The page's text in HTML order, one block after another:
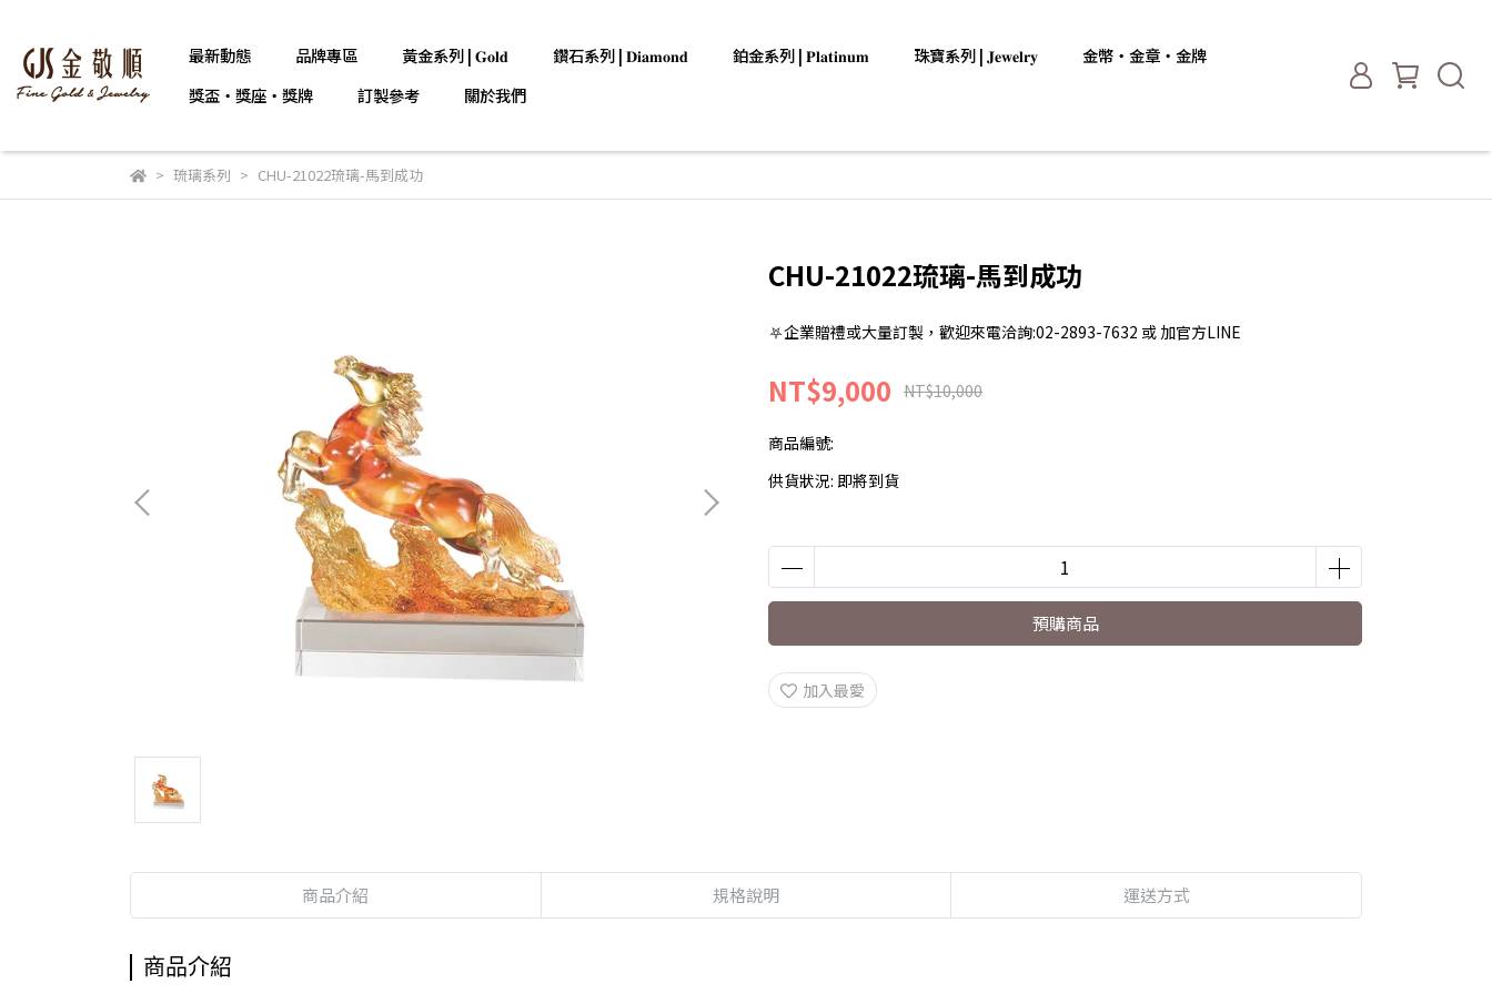
最新動態 品牌專區 黃金系列 | 𝐆𝐨𝐥𝐝 鑽石系列 | 𝐃𝐢𝐚𝐦𝐨𝐧𝐝 鉑金系列 | 𝐏𝐥𝐚𝐭𝐢𝐧𝐮𝐦 珠寶系列 | 𝐉𝐞𝐰𝐞𝐥𝐫𝐲
金幣・金章・金牌
獎盃・獎座・獎牌
訂製參考 關於我們
琉璃系列 CHU-21022琉璃-馬到成功
CHU-21022琉璃-馬到成功
⛧企業贈禮或大量訂製，歡迎來電洽詢:02-2893-7632 或 加官方LINE
NT$9,000 NT$10,000
商品編號:
供貨狀況: 即將到貨
預購商品
加入最愛
商品介紹 規格說明 運送方式
商品介紹